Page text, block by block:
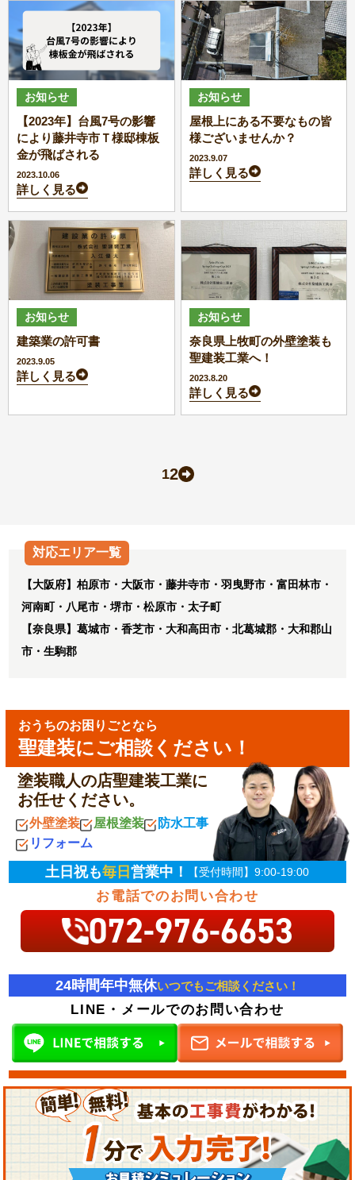
お知らせ
【2023年】台風7号の影響
により藤井寺市Ｔ様邸棟板
金が飛ばされる
2023.10.06
詳しく見る
お知らせ
屋根上にある不要なもの皆
様ございませんか？
2023.9.07
詳しく見る
お知らせ
建築業の許可書
2023.9.05
詳しく見る
お知らせ
奈良県上牧町の外壁塗装も
聖建装工業へ！
2023.8.20
詳しく見る
12
対応エリア一覧
【大阪府】柏原市・大阪市・藤井寺市・羽曳野市・富田林市・
河南町・八尾市・堺市・松原市・太子町
【奈良県】葛城市・香芝市・大和高田市・北葛城郡・大和郡山
市・生駒郡
おうちのお困りごとなら
聖建装にご相談ください！
塗装職人の店聖建装工業に
お任せください。
外壁塗装 屋根塗装
防水工事
リフォーム
土日祝も毎日営業中！ 【受付時間】9:00-19:00
お電話でのお問い合わせ
072-976-6653
24時間年中無休いつでもご相談ください！
LINE・メールでのお問い合わせ